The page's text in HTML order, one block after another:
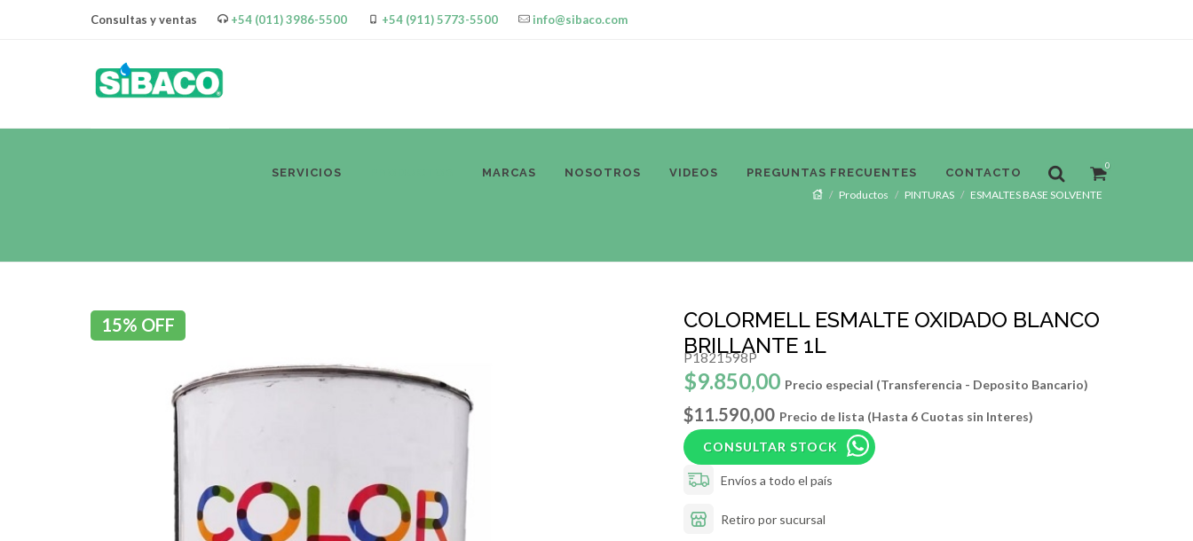
Consultas y ventas +54 (011) 3986-5500 +54 (911) 5773-5500 info@sibaco.com
SERVICIOS MARCAS NOSOTROS VIDEOS PREGUNTAS FRECUENTES CONTACTO
0
Productos PINTURAS ESMALTES BASE SOLVENTE
15% OFF
COLORMELL ESMALTE OXIDADO BLANCO
BRILLANTE 1L
P1821598P
$9.850,00 Precio especial (Transferencia - Deposito Bancario)
$11.590,00 Precio de lista (Hasta 6 Cuotas sin Interes)
CONSULTAR STOCK
Envíos a todo el país
Retiro por sucursal